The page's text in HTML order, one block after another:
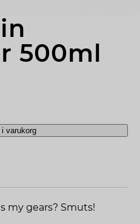
500ml
varukorg
my gears? Smuts!